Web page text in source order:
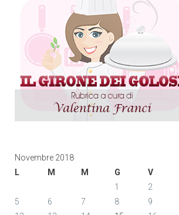
Novembre 2018
L
M M G V
1
2
5
6 7 8 9